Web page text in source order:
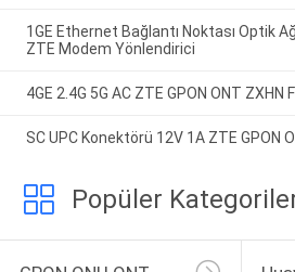
1GE Ethernet Bağlantı Noktası Optik
ZTE Modem Yönlendirici
4GE 2.4G 5G AC ZTE GPON ONT
SC UPC Konektörü 12V 1A ZTE GPON
Popüler